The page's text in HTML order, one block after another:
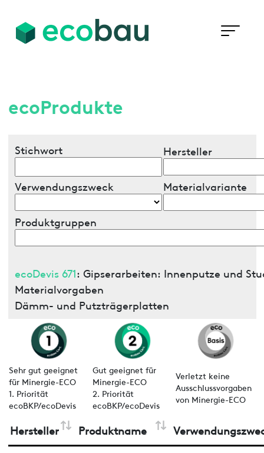
ecoProdukte
Stichwort Hersteller
Verwendungszweck Materialvariante
Produktgruppen
ecoDevis 671: Gipserarbeiten: Innenputze und
Materialvorgaben
Dämm- und Putzträgerplatten
Sehr gut geeignet
für Minergie-ECO
1. Priorität
ecoBKP/ecoDevis
Gut geeignet für
Minergie-ECO
2. Priorität
ecoBKP/ecoDevis
Verletzt keine
Ausschlussvorgaben
von Minergie-ECO
Hersteller Produktname